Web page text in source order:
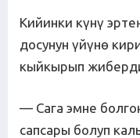
Кийинки күнү
досунун үйүнө
кыйкырып
— Сага эмне
сапсары болуп